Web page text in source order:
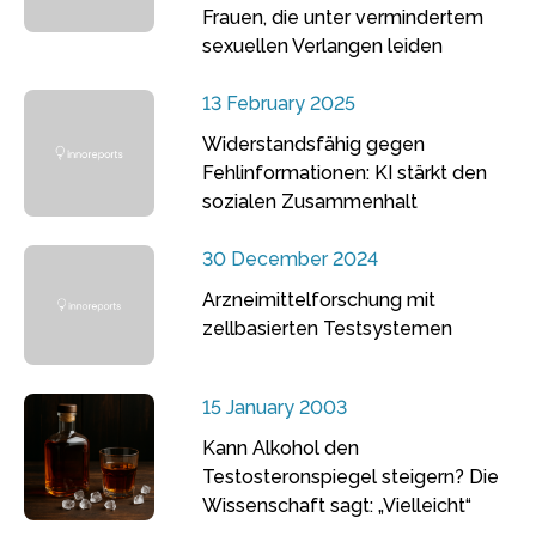
Frauen, die unter vermindertem
sexuellen Verlangen leiden
13 February 2025
Widerstandsfähig gegen
Fehlinformationen: KI stärkt den
sozialen Zusammenhalt
30 December 2024
Arzneimittelforschung mit
zellbasierten Testsystemen
15 January 2003
Kann Alkohol den
Testosteronspiegel steigern? Die
Wissenschaft sagt: „Vielleicht“